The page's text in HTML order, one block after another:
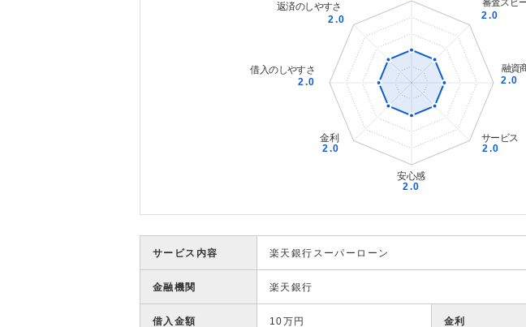
サービス内容 楽天銀行スーパーローン
金融機関 楽天銀行
借入金額 10万円 金利